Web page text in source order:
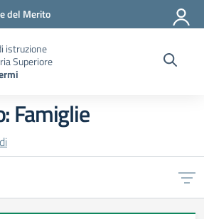
del Merito
istruzione
Superiore
Famiglie